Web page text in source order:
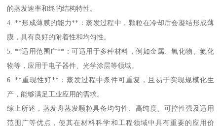
的蒸发速率和终的结构特性。
4. **形成薄膜的能力**：蒸发过程中，颗粒在冷却后会凝结形成薄
膜，具有良好的附着性和均匀性。
5. **适用范围广**：可适用于多种材料，例如金属、氧化物、氮化
物等，应用于电子器件、光学涂层等领域。
6. **重现性好**：蒸发过程中条件可重复，且易于实现规模化生
产，能够满足工业应用的需求。
综上所述，蒸发舟蒸发颗粒具备均匀性、高纯度、可控性强及适用
范围广等优点，使其在材料科学和工程领域中具有重要的应用价